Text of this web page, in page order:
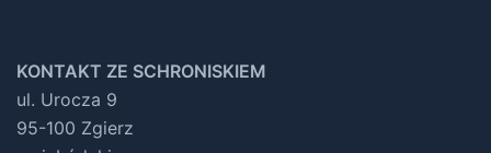
KONTAKT ZE SCHRONISKIEM
ul. Urocza 9
95-100 Zgierz